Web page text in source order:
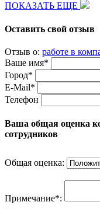
ПОКАЗАТЬ ЕЩЕ
Оставить свой отзыв
Отзыв о: работе в
Ваше имя*
Город*
E-Mail*
Телефон
Ваша общая оценка
сотрудников
Общая оценка:
Примечание*: